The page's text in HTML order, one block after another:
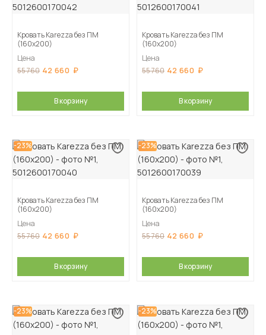
Кровать Karezza без ПМ
(160х200)
Цена
55 760 42 660
В корзину
Кровать Karezza без ПМ
(160х200)
Цена
55 760 42 660
В корзину
-23%
Кровать Karezza без ПМ
(160х200)
Цена
55 760 42 660
В корзину
-23%
Кровать Karezza без ПМ
(160х200)
Цена
55 760 42 660
В корзину
-23% -23%